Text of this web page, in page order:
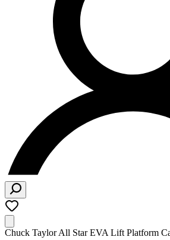
Chuck Taylor All Star EVA Lift Platform